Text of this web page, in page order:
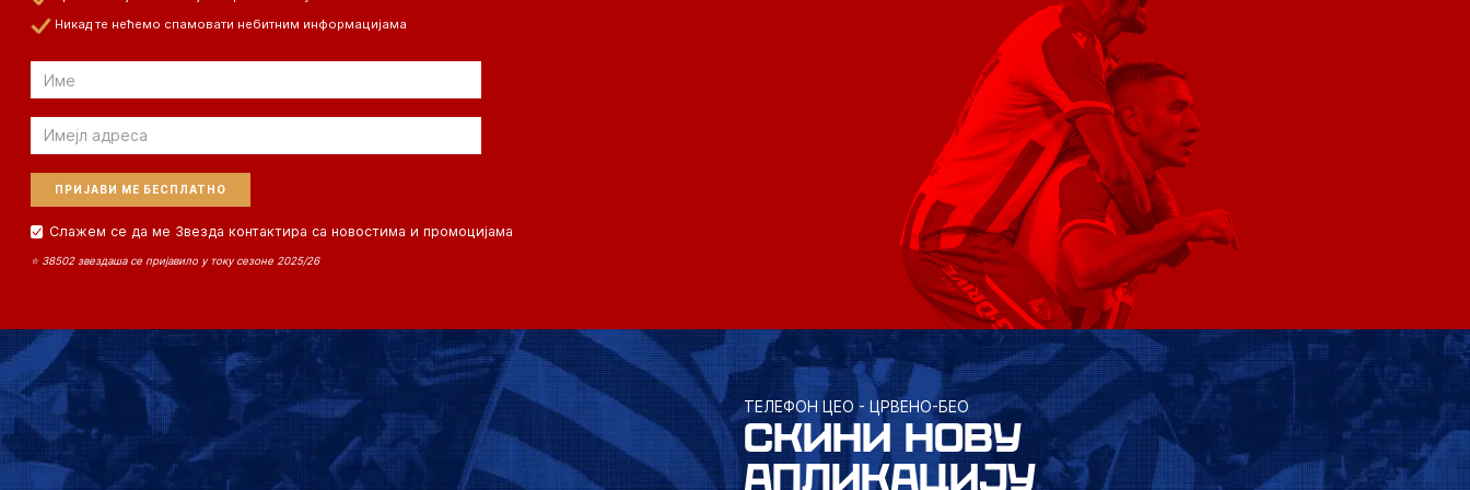
Никад те нећемо спамовати небитним информацијама
Email
Email
Слажем се да ме Звезда контактира са новостима и промоцијама
⭐ 38502 звездаша се пријавило у току сезоне 2025/26
ТЕЛЕФОН ЦЕО - ЦРВЕНО-БЕО
СКИНИ НОВУ
АПЛИКАЦИЈУ